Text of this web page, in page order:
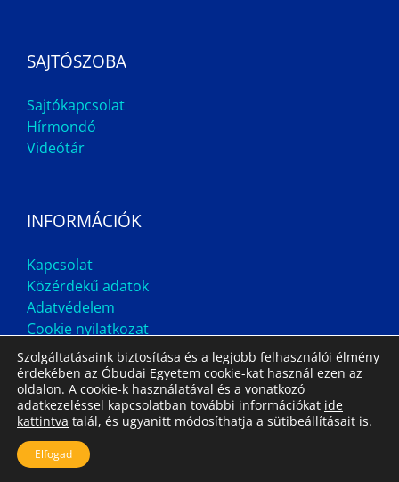
SAJTÓSZOBA
Sajtókapcsolat
Hírmondó
Videótár
INFORMÁCIÓK
Kapcsolat
Közérdekű adatok
Adatvédelem
Cookie nyilatkozat
Impresszum
Szolgáltatásaink biztosítása és a legjobb felhasználói élmény
érdekében az Óbudai Egyetem cookie-kat használ ezen az
oldalon. A cookie-k használatával és a vonatkozó
adatkezeléssel kapcsolatban további információkat ide
kattintva talál, és ugyanitt módosíthatja a sütibeállításait is.
Elfogad